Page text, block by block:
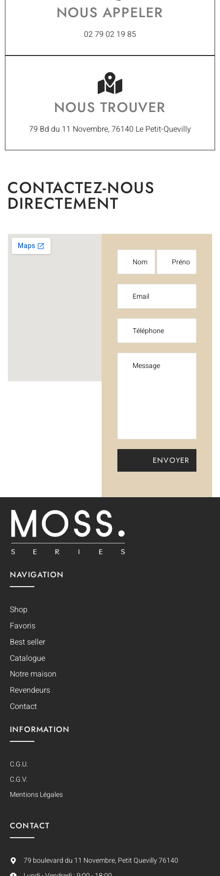
NOUS APPELER
02 79 02 19 85
NOUS TROUVER
79 Bd du 11 Novembre, 76140 Le Petit-Quevilly
CONTACTEZ-NOUS
DIRECTEMENT
NAVIGATION
Shop
Favoris
Best seller
Catalogue
Notre maison
Revendeurs
Contact
INFORMATION
C.G.U.
C.G.V.
Mentions Légales
CONTACT
79 boulevard du 11 Novembre, Petit Quevilly 76140